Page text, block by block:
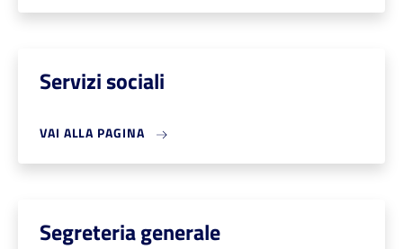
Servizi sociali
VAI ALLA PAGINA
Segreteria generale